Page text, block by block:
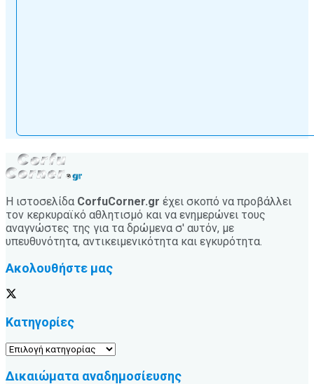
Η ιστοσελίδα CorfuCorner.gr έχει σκοπό να προβάλλει
τον κερκυραϊκό αθλητισμό και να ενημερώνει τους
αναγνώστες της για τα δρώμενα σ' αυτόν, με
υπευθυνότητα, αντικειμενικότητα και εγκυρότητα.
Ακολουθήστε μας
Κατηγορίες
Κατηγορίες
Δικαιώματα αναδημοσίευσης